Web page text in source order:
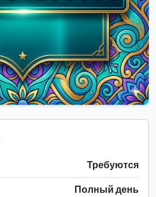
Требуются
Полный день